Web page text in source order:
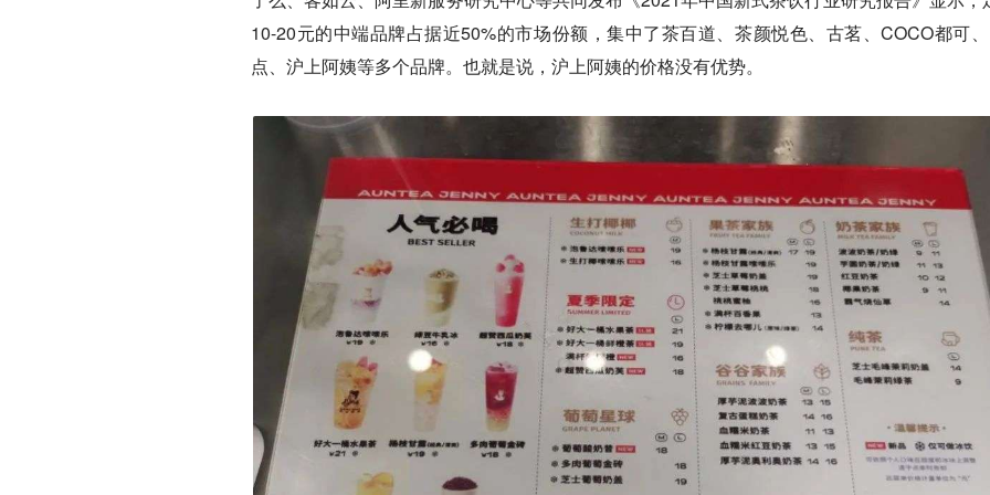
10-20元的中端品牌占据近50%的市场份额，集中了茶百道、茶颜悦色、古茗、COCO都可
点、沪上阿姨等多个品牌。也就是说，沪上阿姨的价格没有优势。